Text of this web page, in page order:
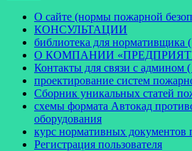
О сайте (нормы пожарной
КОНСУЛЬТАЦИИ
библиотека для нормативщика
О КОМПАНИИ
Контакты для связи с админом
проектирование систем
Сборник уникальных статей
схемы формата Автокад
оборудования
курс нормативных документов
Регистрация пользователя